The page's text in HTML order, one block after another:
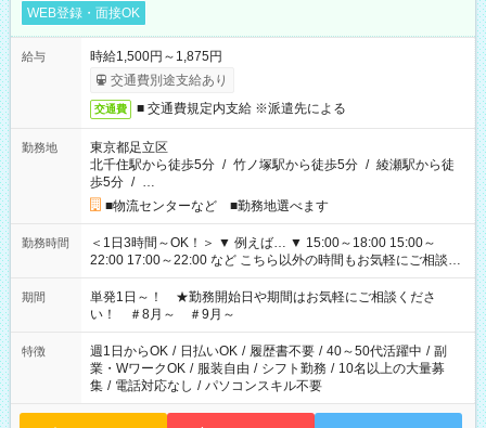
WEB登録・面接OK
給与
時給1,500円～1,875円
交通費別途支給あり
交通費 ■ 交通費規定内支給 ※派遣先による
勤務地
東京都足立区
北千住駅から徒歩5分 / 竹ノ塚駅から徒歩5分 / 綾瀬駅から徒
歩5分 / …
■物流センターなど ■勤務地選べます
勤務時間
＜1日3時間～OK！＞ ▼ 例えば… ▼ 15:00～18:00 15:00～
22:00 17:00～22:00 など こちら以外の時間もお気軽にご相談く
ださい！
期間
単発1日～！ ★勤務開始日や期間はお気軽にご相談くださ
い！ ＃8月～ ＃9月～
特徴 週1日からOK / 日払いOK / 履歴書不要 / 40～50代活躍中 / 副
業・WワークOK / 服装自由 / シフト勤務 / 10名以上の大量募
集 / 電話対応なし / パソコンスキル不要